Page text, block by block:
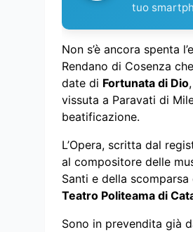
tuo
Non s’è ancora spenta
Rendano di Cosenza
date di Fortunata di Dio
vissuta a Paravati di
beatificazione.
L’Opera, scritta dal
al compositore delle
Santi e della
Teatro Politeama di
Sono in prevendita già